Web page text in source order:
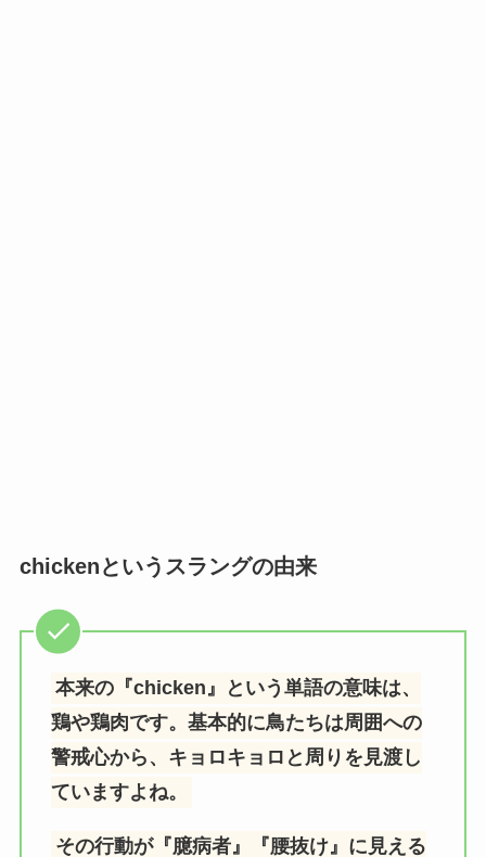
chickenというスラングの由来
本来の『chicken』という単語の意味は、
鶏や鶏肉です。基本的に鳥たちは周囲への
警戒心から、キョロキョロと周りを見渡し
ていますよね。
その行動が『臆病者』『腰抜け』に見える